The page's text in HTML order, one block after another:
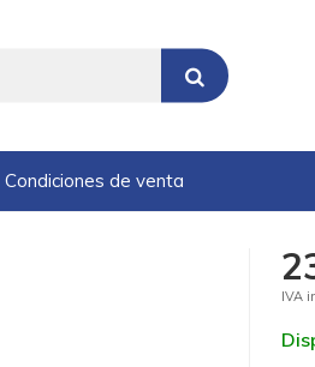
Condiciones de venta
IVA